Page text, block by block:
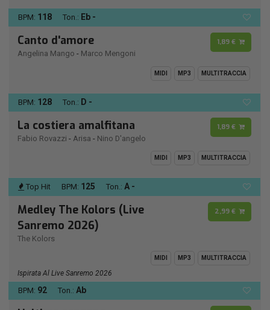
BPM: 118 Ton.: Eb -
Canto d'amore
Angelina Mango - Marco Mengoni
1,89 €
MIDI MP3 MULTITRACCIA
BPM: 128 Ton.: D -
La costiera amalfitana
Fabio Rovazzi - Arisa - Nino D'angelo
1,89 €
MIDI MP3 MULTITRACCIA
Top Hit BPM: 125 Ton.: A -
Medley The Kolors (Live
Sanremo 2026)
The Kolors
2,99 €
MIDI MP3 MULTITRACCIA
Ispirata Al Live Sanremo 2026
BPM: 92 Ton.: Ab